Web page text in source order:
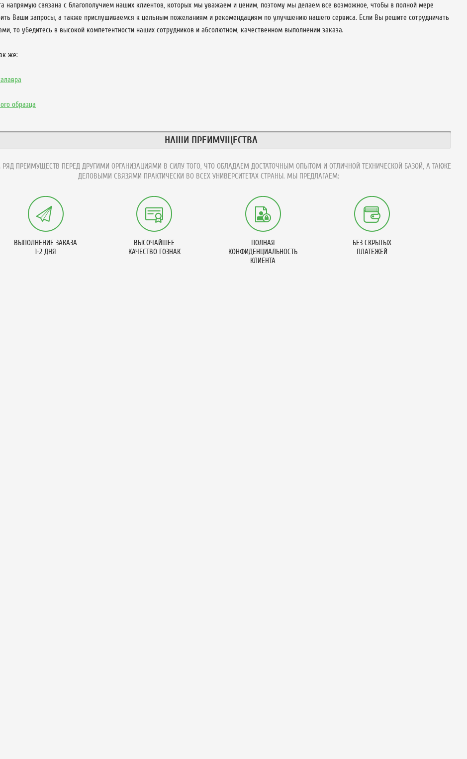
напрямую связана с благополучием наших клиентов, которых мы уважаем и ценим, поэтому мы делаем все возможное, чтобы в полной мере
Ваши запросы, а также прислушиваемся к цельным пожеланиям и рекомендациям по улучшению нашего сервиса. Если Вы решите сотрудничать
то убедитесь в высокой компетентности наших сотрудников и абсолютном, качественном выполнении заказа.
же:
образца
НАШИ ПРЕИМУЩЕСТВА
ПРЕИМУЩЕСТВ ПЕРЕД ДРУГИМИ ОРГАНИЗАЦИЯМИ В СИЛУ ТОГО, ЧТО ОБЛАДАЕМ ДОСТАТОЧНЫМ ОПЫТОМ И ОТЛИЧНОЙ ТЕХНИЧЕСКОЙ БАЗОЙ, А ТАКЖЕ
ДЕЛОВЫМИ СВЯЗЯМИ ПРАКТИЧЕСКИ ВО ВСЕХ УНИВЕРСИТЕТАХ СТРАНЫ. МЫ ПРЕДЛАГАЕМ:
ВЫПОЛНЕНИЕ ЗАКАЗА
1-2 ДНЯ
ВЫСОЧАЙШЕЕ
КАЧЕСТВО ГОЗНАК
ПОЛНАЯ
КОНФИДЕНЦИАЛЬНОСТЬ
КЛИЕНТА
БЕЗ СКРЫТЫХ
ПЛАТЕЖЕЙ